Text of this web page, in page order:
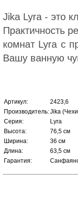
Jika Lyra - это
Практичность
комнат Lyra с
Вашу ванную
Артикул:
2423,6
Производитель:Jika
Серия:
Lyra
Высота:
76,5 см
Ширина:
36 см
Длина:
63,5 см
Гарантия: